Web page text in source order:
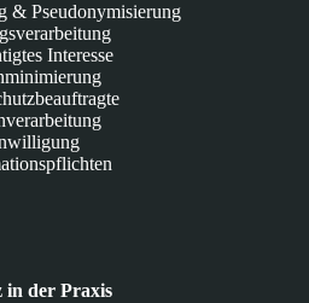
& Pseudonymisierung
Interesse
in der Praxis